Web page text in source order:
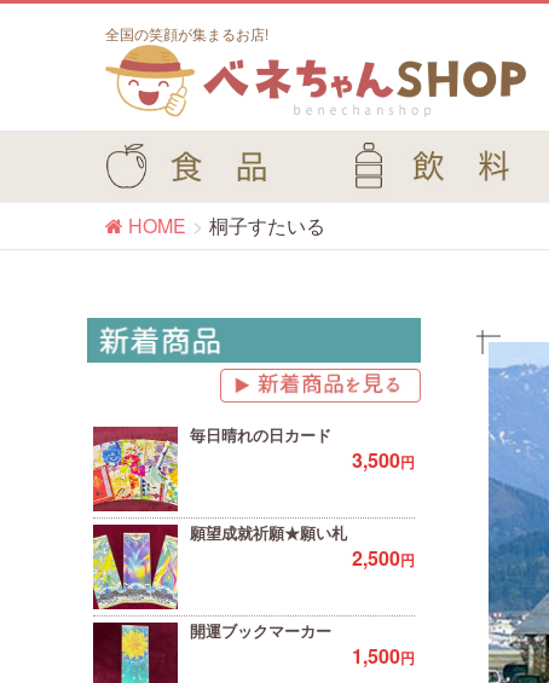
全国の笑顔が集まるお店!
HOME 桐子すたいる
毎日晴れの日カード
3,500円
願望成就祈願★願い札
2,500円
開運ブックマーカー
1,500円